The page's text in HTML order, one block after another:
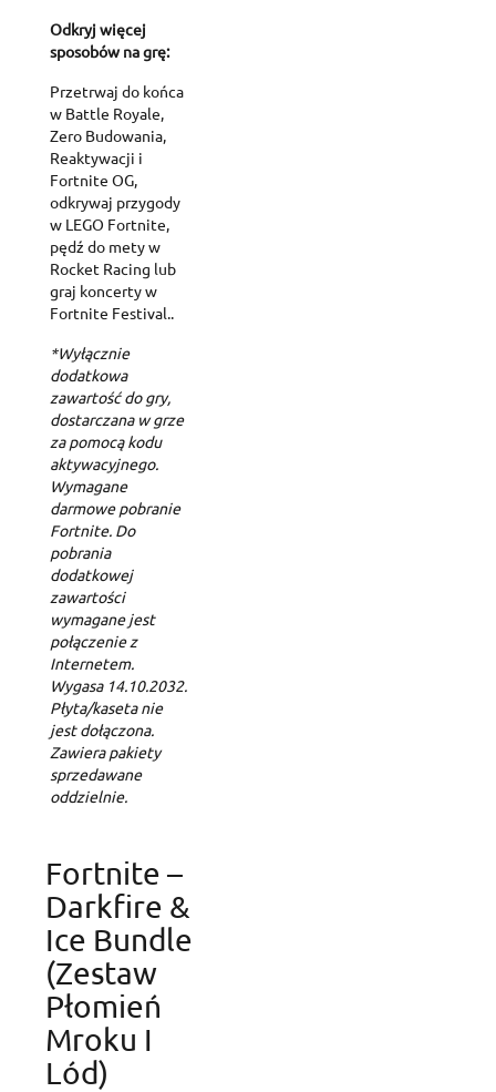
Odkryj więcej
sposobów na grę:
Przetrwaj do końca
w Battle Royale,
Zero Budowania,
Reaktywacji i
Fortnite OG,
odkrywaj przygody
w LEGO Fortnite,
pędź do mety w
Rocket Racing lub
graj koncerty w
Fortnite Festival..
*Wyłącznie
dodatkowa
zawartość do gry,
dostarczana w grze
za pomocą kodu
aktywacyjnego.
Wymagane
darmowe pobranie
Fortnite. Do
pobrania
dodatkowej
zawartości
wymagane jest
połączenie z
Internetem.
Wygasa 14.10.2032.
Płyta/kaseta nie
jest dołączona.
Zawiera pakiety
sprzedawane
oddzielnie.
Fortnite –
Darkfire &
Ice Bundle
(Zestaw
Płomień
Mroku I
Lód)